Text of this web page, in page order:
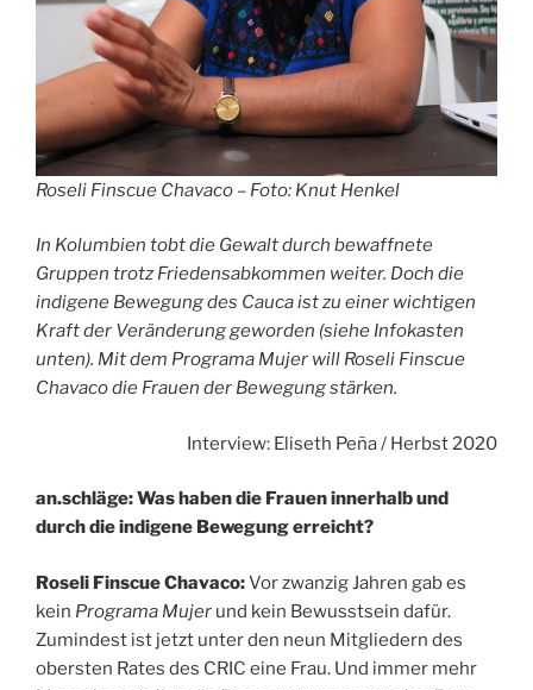
Roseli Finscue Chavaco – Foto: Knut Henkel
In Kolumbien tobt die Gewalt durch bewaffnete
Gruppen trotz Friedensabkommen weiter. Doch die
indigene Bewegung des Cauca ist zu einer wichtigen
Kraft der Veränderung geworden (siehe Infokasten
unten). Mit dem Programa Mujer will Roseli Finscue
Chavaco die Frauen der Bewegung stärken.
Interview: Eliseth Peña / Herbst 2020
an.schläge: Was haben die Frauen innerhalb und
durch die indigene Bewegung erreicht?
Roseli Finscue Chavaco:Vor zwanzig Jahren gab es
kein Programa Mujer und kein Bewusstsein dafür.
Zumindest ist jetzt unter den neun Mitgliedern des
obersten Rates des CRIC eine Frau. Und immer mehr